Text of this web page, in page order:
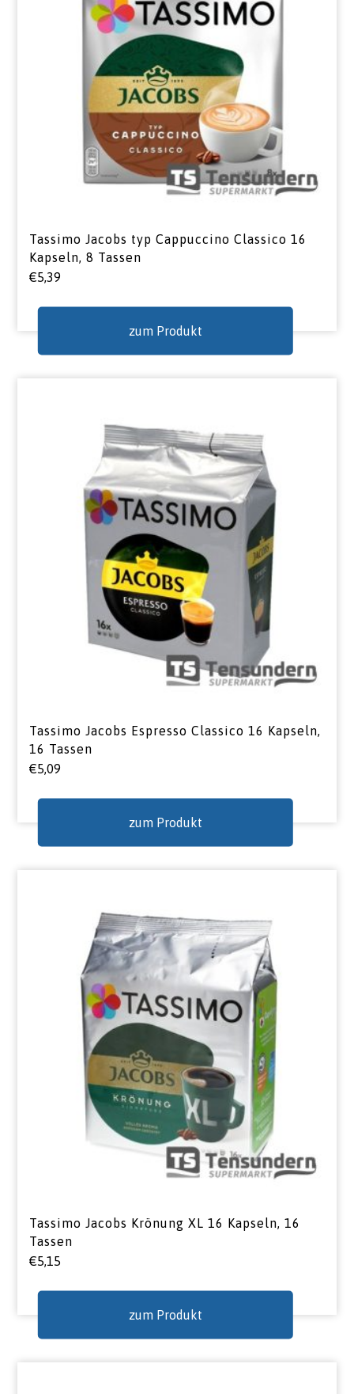
Tassimo Jacobs typ Cappuccino Classico 16
Kapseln, 8 Tassen
€5,39
zum Produkt
Tassimo Jacobs Espresso Classico 16 Kapseln,
16 Tassen
€5,09
zum Produkt
Tassimo Jacobs Krönung XL 16 Kapseln, 16
Tassen
€5,15
zum Produkt